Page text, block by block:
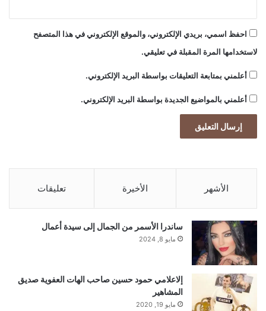
gherlkel.com — 2000 معلم جديد ينضمون للكوادر التدريسية
الوسوم
احفظ اسمي، بريدي الإلكتروني، والموقع الإلكتروني في هذا المتصفح
لاستخدامها المرة المقبلة في تعليقي.
أعلمني بمتابعة التعليقات بواسطة البريد الإلكتروني.
أعلمني بالمواضيع الجديدة بواسطة البريد الإلكتروني.
الأشهر الأخيرة تعليقات
ساندرا الأسمر من الجمال إلى سيدة أعمال
مايو 8, 2024
إلاعلامي حمود حسين صاحب الهات العفوية صديق
المشاهير
مايو 19, 2020